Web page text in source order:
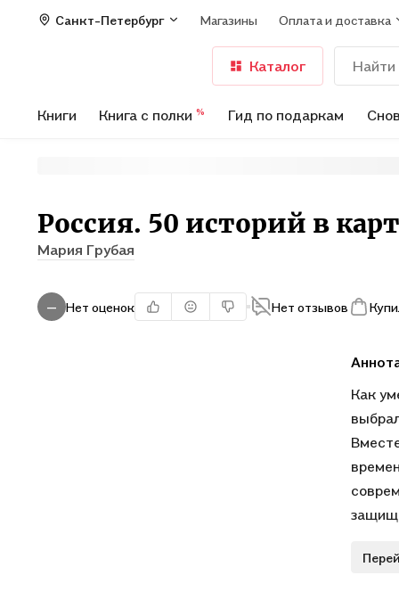
Санкт-Петербург Магазины Оплата и доставка
Каталог
Книги Книга с полки % Гид по подаркам
Россия. 50 историй в
Мария Грубая
— Нет оценок Нет отзывов
Как